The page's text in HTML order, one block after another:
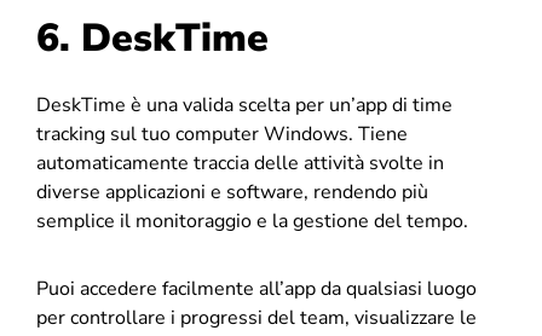
6. DeskTime
DeskTime è una valida scelta per un’app di time
tracking sul tuo computer Windows. Tiene
automaticamente traccia delle attività svolte in
diverse applicazioni e software, rendendo più
semplice il monitoraggio e la gestione del tempo.
Puoi accedere facilmente all’app da qualsiasi luogo
per controllare i progressi del team, visualizzare le